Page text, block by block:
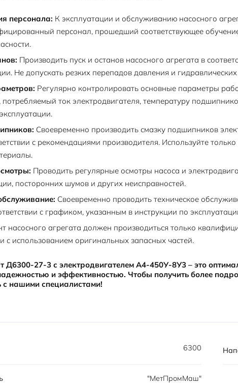
персонала: К эксплуатации и обслуживанию насосного
персонал, прошедший соответствующее
Производить пуск и останов насосного агрегата в
Не допускать резких перепадов давления и
Регулярно контролировать основные параметры
ток электродвигателя, температуру
Своевременно производить смазку подшипников
с рекомендациями производителя. Используйте
Проводить регулярные осмотры насоса и
посторонних шумов и других неисправностей.
Своевременно проводить техническое
с графиком, указанным в инструкции по
насосного агрегата должен производиться только
с использованием оригинальных запасных частей.
Д6300-27-3 с электродвигателем А4-450У-8У3 – это
и эффективностью. Чтобы получить более
с нашими специалистами!
6300
"МетПромМаш"